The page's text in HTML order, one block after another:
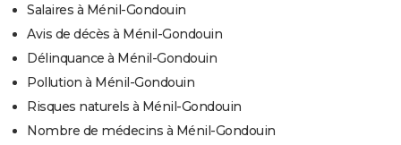
Salaires à Ménil-Gondouin
Avis de décès à Ménil-Gondouin
Délinquance à Ménil-Gondouin
Pollution à Ménil-Gondouin
Risques naturels à Ménil-Gondouin
Nombre de médecins à Ménil-Gondouin